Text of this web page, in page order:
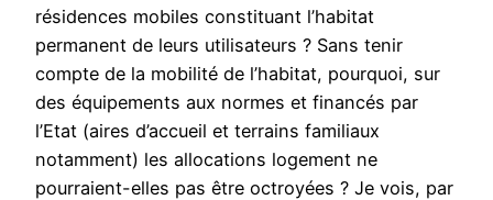
résidences mobiles constituant l’habitat
permanent de leurs utilisateurs ? Sans tenir
compte de la mobilité de l’habitat, pourquoi, sur
des équipements aux normes et financés par
l’Etat (aires d’accueil et terrains familiaux
notamment) les allocations logement ne
pourraient-elles pas être octroyées ? Je vois, par